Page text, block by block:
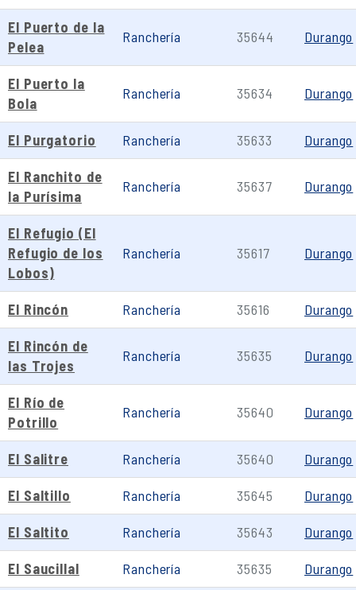
El Puerto de la
Pelea
Ranchería 35644 Durango
El Puerto la
Bola
Ranchería 35634 Durango
El Purgatorio Ranchería 35633 Durango
El Ranchito de
la Purísima
Ranchería 35637 Durango
El Refugio (El
Refugio de los
Lobos)
Ranchería 35617 Durango
El Rincón Ranchería 35616 Durango
El Rincón de
las Trojes
Ranchería 35635 Durango
El Río de
Potrillo
Ranchería 35640 Durango
El Salitre Ranchería 35640 Durango
El Saltillo Ranchería 35645 Durango
El Saltito Ranchería 35643 Durango
El Saucillal Ranchería 35635 Durango